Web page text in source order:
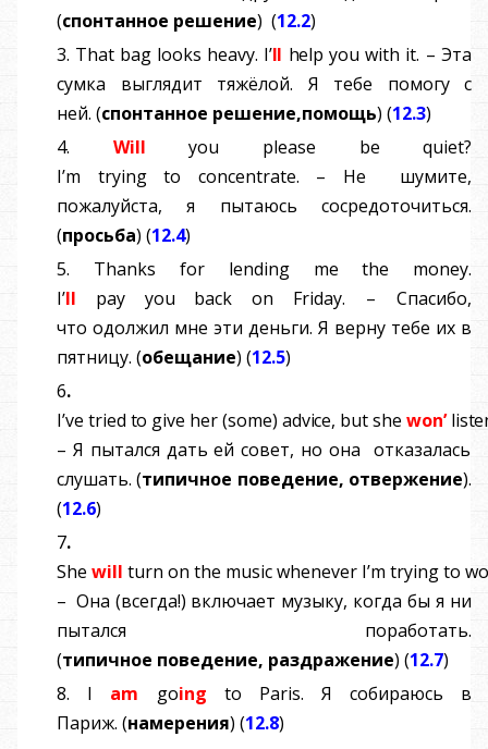
(спонтанное решение) (12.2)
3. That bag looks heavy. I’ll helpyouwith it. –Эта
сумка выглядит тяжёлой. Я тебе помогу с
ней. (спонтанное решение,помощь) (12.3)
4. Willyou please bequiet?
I’m tryingto concentrate. – Не шумите,
пожалуйста, я пытаюсь сосредоточиться.
(просьба) (12.4)
5. Thanks for lending me the money.
I’ll pay you backon Friday. –Спасибо,
чтоодолжил мнеэтиденьги.Я верну тебе их в
пятницу. (обещание) (12.5)
6.
I’ve tried to give her(some) advice, butshewon’
– Я пытался дать ей совет, но она отказалась
слушать.(типичное поведение, отвержение).
(12.6)
7.
She will turn on the musicwhenever I’m tryingto
– Она (всегда!) включает музыку, когда бы я ни
пытался поработать.
(типичное поведение, раздражение) (12.7)
8. I am going to Paris.Я собираюсь в
Париж. (намерения) (12.8)